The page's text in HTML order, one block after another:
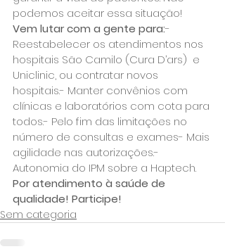
podemos aceitar essa situação!
Vem lutar com a gente para:-
Reestabelecer os atendimentos nos
hospitais São Camilo (Cura D’ars)  e
Uniclinic, ou contratar novos
hospitais.- Manter convênios com
clínicas e laboratórios com cota para
todos.- Pelo fim das limitações no
número de consultas e exames- Mais
agilidade nas autorizações.-
Autonomia do IPM sobre a Haptech.
Por atendimento à saúde de
qualidade! Participe!
Sem categoria